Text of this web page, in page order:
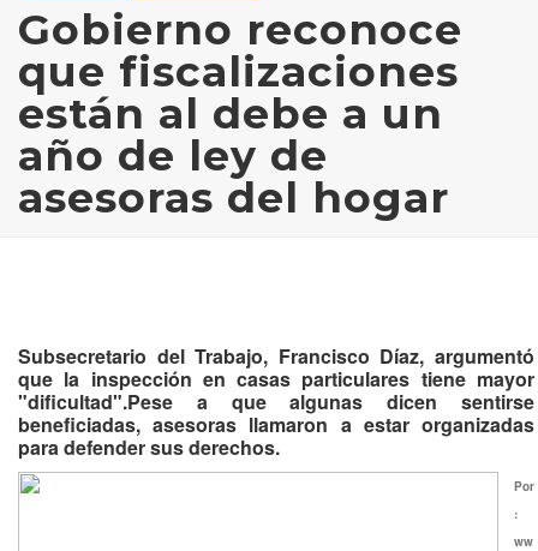
Gobierno reconoce
que fiscalizaciones
están al debe a un
año de ley de
asesoras del hogar
Subsecretario del Trabajo, Francisco Díaz, argumentó
que la inspección en casas particulares tiene mayor
"dificultad".Pese a que algunas dicen sentirse
beneficiadas, asesoras llamaron a estar organizadas
para defender sus derechos.
Por
:
ww